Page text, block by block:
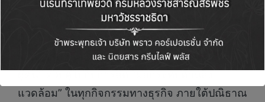
ทั้งนี้ กลุ่มบริษัทอายิโนะโมะโต๊ะ มีความมุ่ง
มั่นในการสร้างความอยู่ดีมีสุข หรือ Well-being
ผ่านการดำเนินการส่งเสริม “คุณภาพชีวิตที่ดีของ
แวดล้อม” ในทุกกิจกรรมทางธุรกิจ ภายใต้ปณิธาณ